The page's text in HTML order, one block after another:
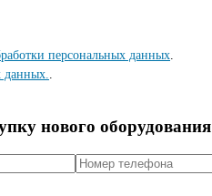
персональных данных
данных.
нового оборудования